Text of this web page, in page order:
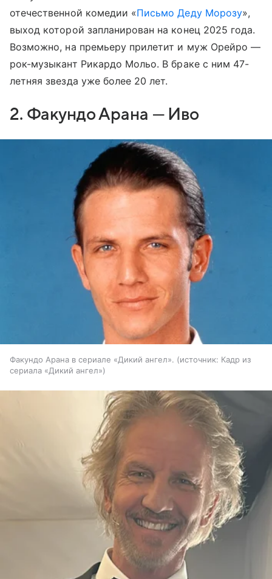
отечественной комедии «Письмо Деду Морозу»,
выход которой запланирован на конец 2025 года.
Возможно, на премьеру прилетит и муж Орейро —
рок-музыкант Рикардо Мольо. В браке с ним 47-
летняя звезда уже более 20 лет.
2. Факундо Арана — Иво
Факундо Арана в сериале «Дикий ангел». источник: Кадр из
сериала «Дикий ангел»